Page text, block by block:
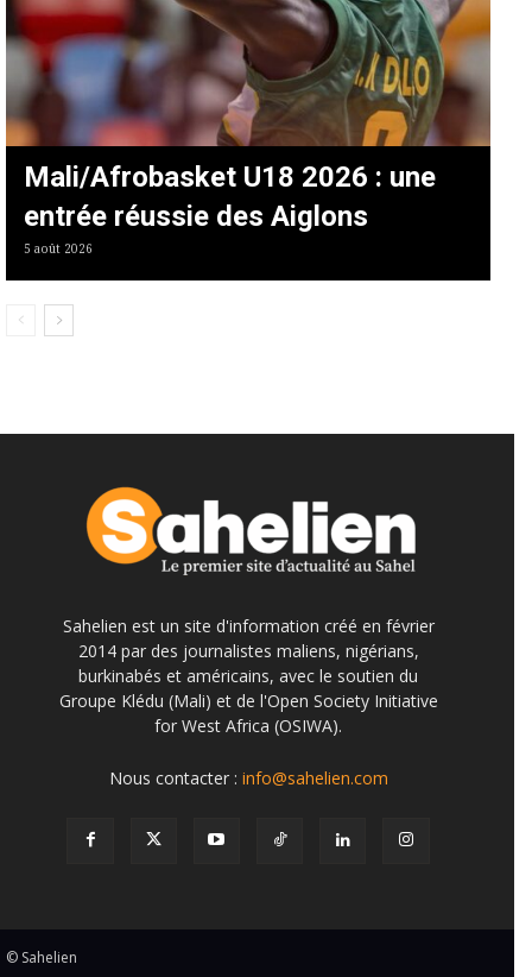
Mali/Afrobasket U18 2026 : une
entrée réussie des Aiglons
5 août 2026
Sahelien est un site d'information créé en février
2014 par des journalistes maliens, nigérians,
burkinabés et américains, avec le soutien du
Groupe Klédu (Mali) et de l'Open Society Initiative
for West Africa (OSIWA).
Nous contacter : info@sahelien.com
© Sahelien